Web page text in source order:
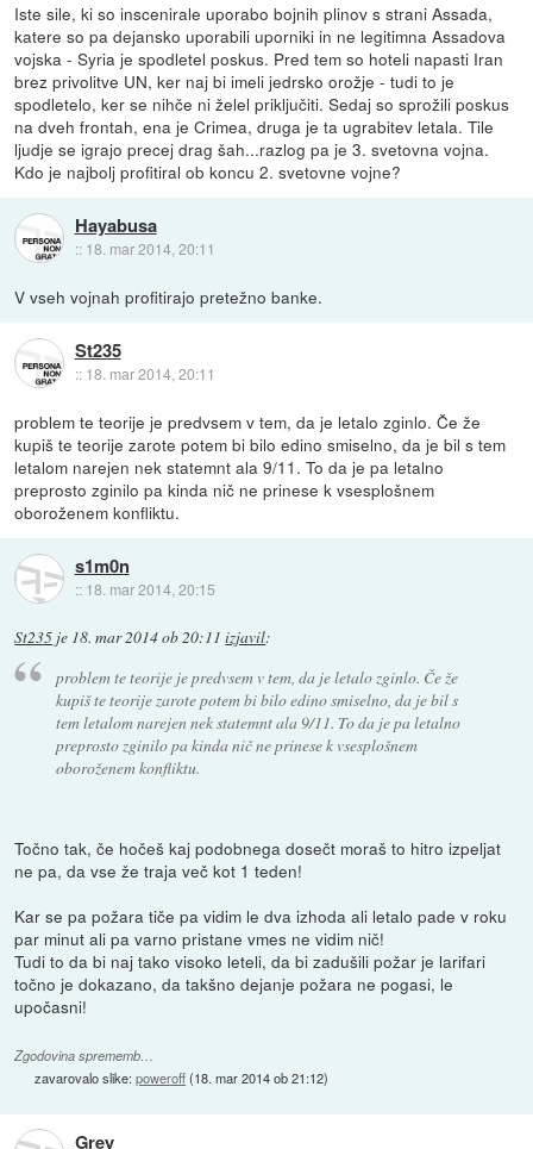
Iste sile, ki so inscenirale uporabo bojnih plinov s strani Assada,
katere so pa dejansko uporabili uporniki in ne legitimna Assadova
vojska - Syria je spodletel poskus. Pred tem so hoteli napasti Iran
brez privolitve UN, ker naj bi imeli jedrsko orožje - tudi to je
spodletelo, ker se nihče ni želel priključiti. Sedaj so sprožili poskus
na dveh frontah, ena je Crimea, druga je ta ugrabitev letala. Tile
ljudje se igrajo precej drag šah...razlog pa je 3. svetovna vojna.
Kdo je najbolj profitiral ob koncu 2. svetovne vojne?
Hayabusa
:: 18. mar 2014, 20:11
V vseh vojnah profitirajo pretežno banke.
St235
:: 18. mar 2014, 20:11
problem te teorije je predvsem v tem, da je letalo zginlo. Če že
kupiš te teorije zarote potem bi bilo edino smiselno, da je bil s tem
letalom narejen nek statemnt ala 9/11. To da je pa letalno
preprosto zginilo pa kinda nič ne prinese k vsesplošnem
oboroženem konfliktu.
s1m0n
:: 18. mar 2014, 20:15
St235 je 18. mar 2014 ob 20:11 izjavil:
problem te teorije je predvsem v tem, da je letalo zginlo. Če že
kupiš te teorije zarote potem bi bilo edino smiselno, da je bil s
tem letalom narejen nek statemnt ala 9/11. To da je pa letalno
preprosto zginilo pa kinda nič ne prinese k vsesplošnem
oboroženem konfliktu.
Točno tak, če hočeš kaj podobnega dosečt moraš to hitro izpeljat
ne pa, da vse že traja več kot 1 teden!
Kar se pa požara tiče pa vidim le dva izhoda ali letalo pade v roku
par minut ali pa varno pristane vmes ne vidim nič!
Tudi to da bi naj tako visoko leteli, da bi zadušili požar je larifari
točno je dokazano, da takšno dejanje požara ne pogasi, le
upočasni!
Zgodovina sprememb…
zavarovalo slike:poweroff(18. mar 2014 ob 21:12)
Grey